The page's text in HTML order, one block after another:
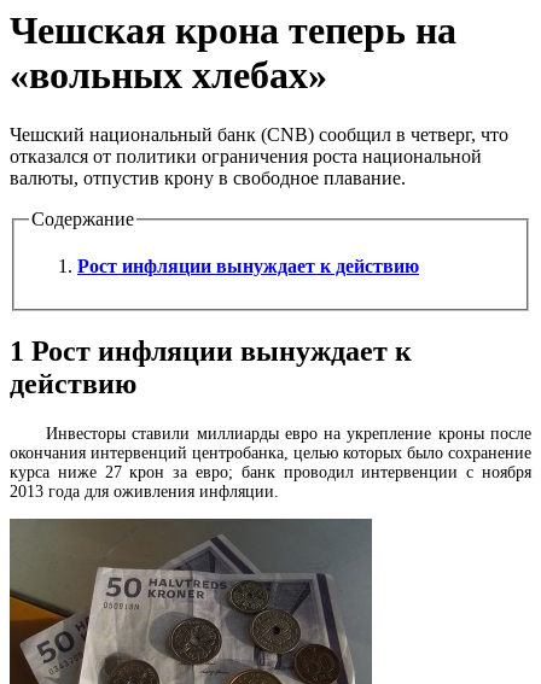
Чешская крона теперь на
«вольных хлебах»
Чешский национальный банк (CNB) сообщил в четверг, что
отказался от политики ограничения роста национальной
валюты, отпустив крону в свободное плавание.
Содержание
Рост инфляции вынуждает к действию
1 Рост инфляции вынуждает к
действию
Инвесторы ставили миллиарды евро на укрепление кроны после
окончания интервенций центробанка, целью которых было сохранение
курса ниже 27 крон за евро; банк проводил интервенции с ноября
2013 года для оживления инфляции.